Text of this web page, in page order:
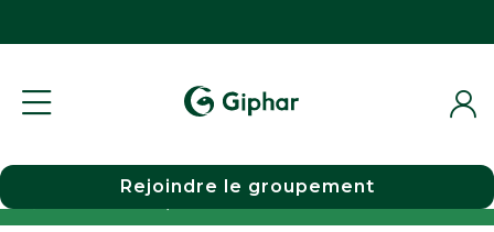
Choisir une pharmacie
Rejoindre le groupement